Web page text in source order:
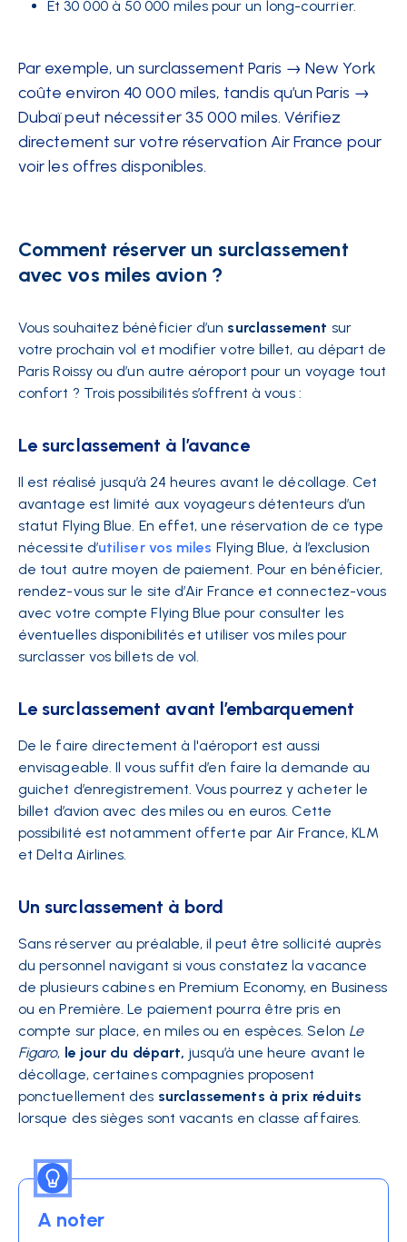
Et 30 000 à 50 000 miles pour un long-courrier.
Par exemple, un surclassement Paris → New York
coûte environ 40 000 miles, tandis qu’un Paris →
Dubaï peut nécessiter 35 000 miles. Vérifiez
directement sur votre réservation Air France pour
voir les offres disponibles.
Comment réserver un surclassement
avec vos miles avion ?
Vous souhaitez bénéficier d’un surclassement sur
votre prochain vol et modifier votre billet, au départ de
Paris Roissy ou d’un autre aéroport pour un voyage tout
confort ? Trois possibilités s’offrent à vous :
Le surclassement à l’avance
Il est réalisé jusqu’à 24 heures avant le décollage. Cet
avantage est limité aux voyageurs détenteurs d’un
statut Flying Blue. En effet, une réservation de ce type
nécessite d’utiliser vos miles Flying Blue, à l’exclusion
de tout autre moyen de paiement. Pour en bénéficier,
rendez-vous sur le site d’Air France et connectez-vous
avec votre compte Flying Blue pour consulter les
éventuelles disponibilités et utiliser vos miles pour
surclasser vos billets de vol.
Le surclassement avant l’embarquement
De le faire directement à l'aéroport est aussi
envisageable. Il vous suffit d’en faire la demande au
guichet d’enregistrement. Vous pourrez y acheter le
billet d’avion avec des miles ou en euros. Cette
possibilité est notamment offerte par Air France, KLM
et Delta Airlines.
Un surclassement à bord
Sans réserver au préalable, il peut être sollicité auprès
du personnel navigant si vous constatez la vacance
de plusieurs cabines en Premium Economy, en Business
ou en Première. Le paiement pourra être pris en
compte sur place, en miles ou en espèces. Selon Le
Figaro, le jour du départ, jusqu’à une heure avant le
décollage, certaines compagnies proposent
ponctuellement des surclassements à prix réduits
lorsque des sièges sont vacants en classe affaires.
A noter